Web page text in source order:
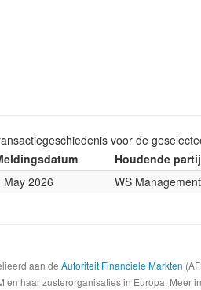
voor de
Houdende partij
May 2026
WS Management
aan de Autoriteit Financiele Markten
en haar zusterorganisaties in Europa.